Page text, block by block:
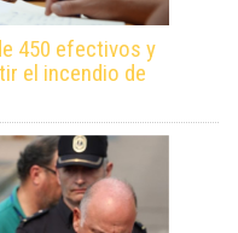
450 efectivos y
el incendio de